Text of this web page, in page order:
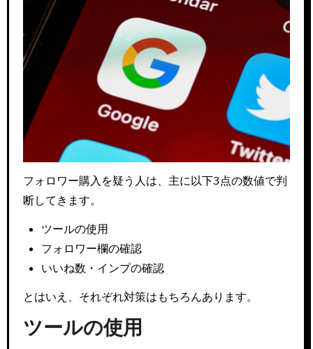
フォロワー購入を疑う人は、主に以下3点の数値で判
断してきます。
ツールの使用
フォロワー欄の確認
いいね数・インプの確認
とはいえ、それぞれ対策はもちろんあります。
ツールの使用